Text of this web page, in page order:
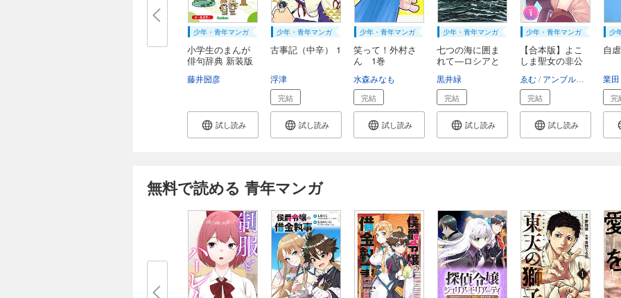
少年・青年マンガ
小学生のまんが
俳句辞典 新装版
藤井圀彦
試し読み
少年・青年マンガ
古事記（中辛） 1
浮津
完結
試し読み
少年・青年マンガ
笑って！外村さ
ん 1巻
水森みなも
完結
試し読み
少年・青年マンガ
七つの海に囲ま
れて―ロシアと
黒井緑
完結
試し読み
少年・青年マンガ
【合本版】よこ
しま聖女の非公
ゑむ アンブル編集部
完結
試し読み
少
自
業
完
無料で読める 青年マンガ